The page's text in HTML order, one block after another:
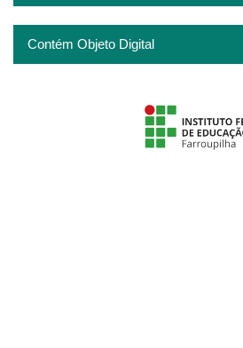
Contém Objeto Digital